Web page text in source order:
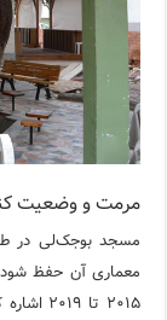
مرمت و وضعیت
مسجد بوجک‌لی در
۲۰۱۵